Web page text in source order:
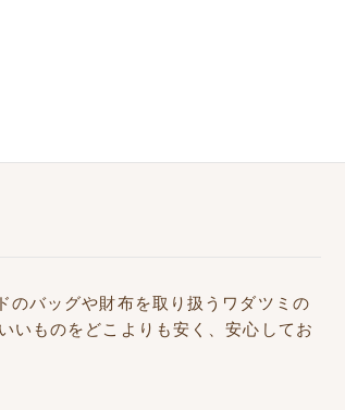
バッグや財布を取り扱うワダツミの
いものをどこよりも安く、安心してお